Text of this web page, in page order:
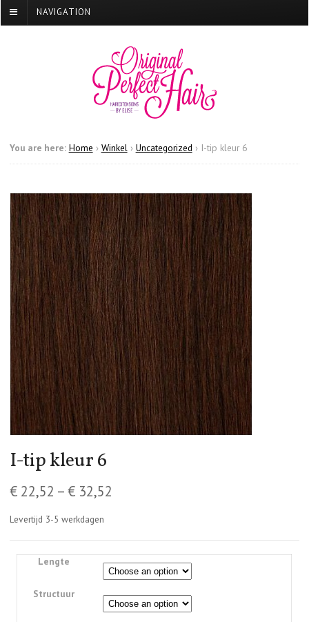
NAVIGATION
You are here: Home › Winkel › Uncategorized › I-tip kleur 6
I-tip kleur 6
€22,52 –€32,52
Levertijd 3-5 werkdagen
Lengte
Structuur